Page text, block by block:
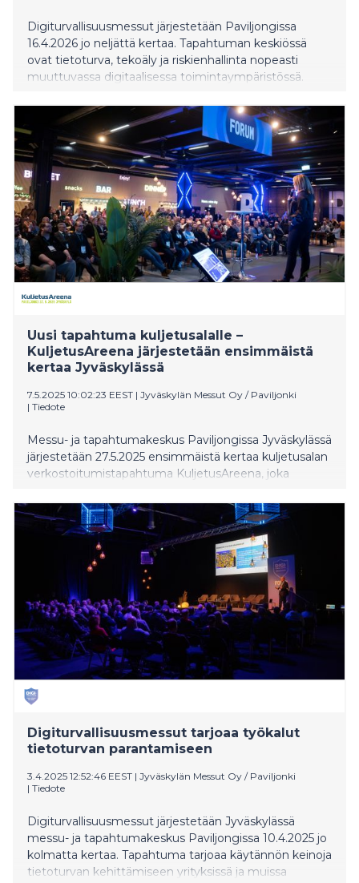
Digiturvallisuusmessut järjestetään Paviljongissa
16.4.2026 jo neljättä kertaa. Tapahtuman keskiössä
ovat tietoturva, tekoäly ja riskienhallinta nopeasti
muuttuvassa digitaalisessa toimintaympäristössä.
Uusi tapahtuma kuljetusalalle –
KuljetusAreena järjestetään ensimmäistä
kertaa Jyväskylässä
7.5.2025 10:02:23 EEST | Jyväskylän Messut Oy / Paviljonki
| Tiedote
Messu- ja tapahtumakeskus Paviljongissa Jyväskylässä
järjestetään 27.5.2025 ensimmäistä kertaa kuljetusalan
verkostoitumistapahtuma KuljetusAreena, joka
valtakunnallisesti. Tapahtuma vastaa alan toiveeseen
pienemmän mittakaavan kohtaamispaikasta.
Digiturvallisuusmessut tarjoaa työkalut
tietoturvan parantamiseen
3.4.2025 12:52:46 EEST | Jyväskylän Messut Oy / Paviljonki
| Tiedote
Digiturvallisuusmessut järjestetään Jyväskylässä
messu- ja tapahtumakeskus Paviljongissa 10.4.2025 jo
kolmatta kertaa. Tapahtuma tarjoaa käytännön keinoja
tietoturvan kehittämiseen yrityksissä ja muissa